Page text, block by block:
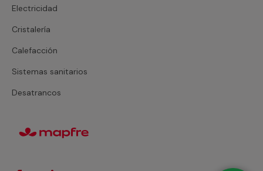
Electricidad
Cristalería
Calefacción
Sistemas sanitarios
Desatrancos